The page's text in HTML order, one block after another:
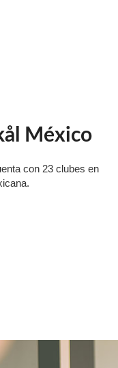
México
con 23 clubes en